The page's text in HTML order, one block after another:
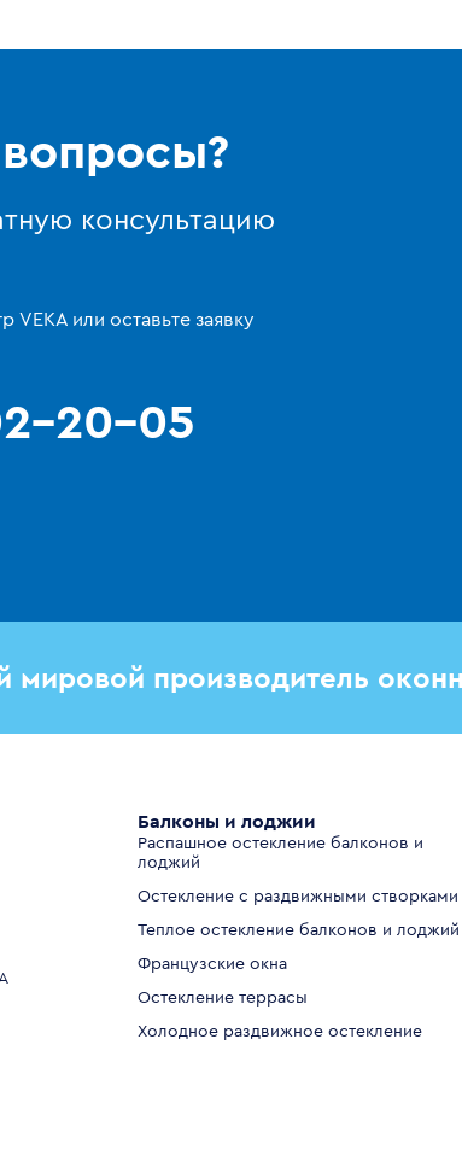
консультацию
VEKA или оставьте заявку
20-05
мировой производитель
Балконы и лоджии
Распашное остекление балконов и
лоджий
Остекление с раздвижными створками
Теплое остекление балконов и лоджий
Французские окна
Остекление террасы
Холодное раздвижное остекление